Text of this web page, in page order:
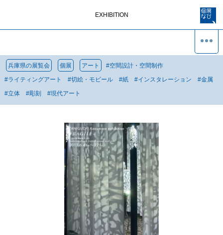
EXHIBITION
兵庫県の展覧会 個展 アート #空間設計・空間制作
#ライティングアート #切絵・モビール #紙 #インスタレーション #金属
#立体 #彫刻 #現代アート